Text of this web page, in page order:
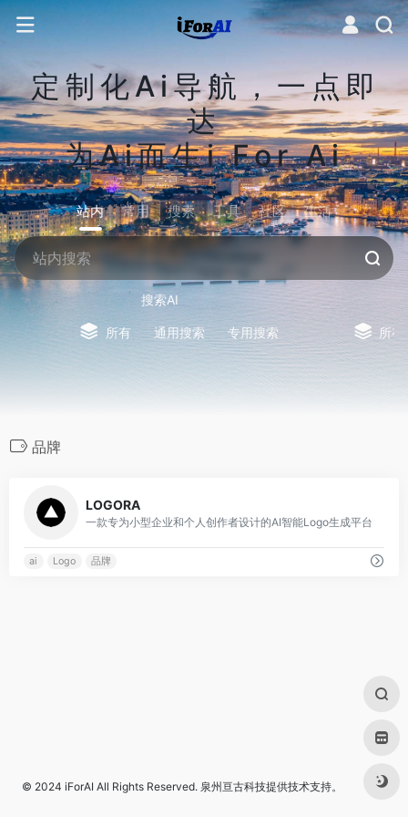
定制化Ai导航，一点即
达
为Ai而生i For Ai
站内 常用 搜索 工具 社区 生活
搜索AI
所有 通用搜索 专用搜索 所有
品牌
LOGORA
一款专为小型企业和个人创作者设计的AI智能Logo生成平台
ai Logo 品牌
© 2024 iForAI All Rights Reserved. 泉州亘古科技提供技术支持。